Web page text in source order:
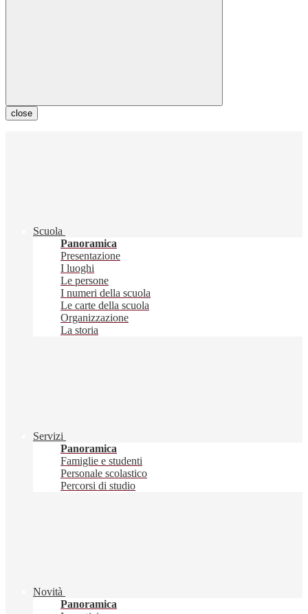
close
Scuola
Panoramica
Presentazione
I luoghi
Le persone
I numeri della scuola
Le carte della scuola
Organizzazione
La storia
Servizi
Panoramica
Famiglie e studenti
Personale scolastico
Percorsi di studio
Novità
Panoramica